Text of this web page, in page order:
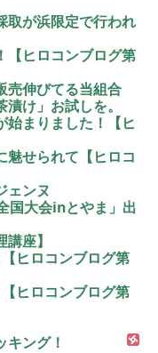
取が浜限定で行われ
【ヒロコンブログ第
売伸びてる当組合
け」お試しを。
始まりました！【ヒ
魅せられて【ヒロコ
ェンヌ
国大会inとやま」出
座】
ヒロコンブログ第
ヒロコンブログ第
ング！